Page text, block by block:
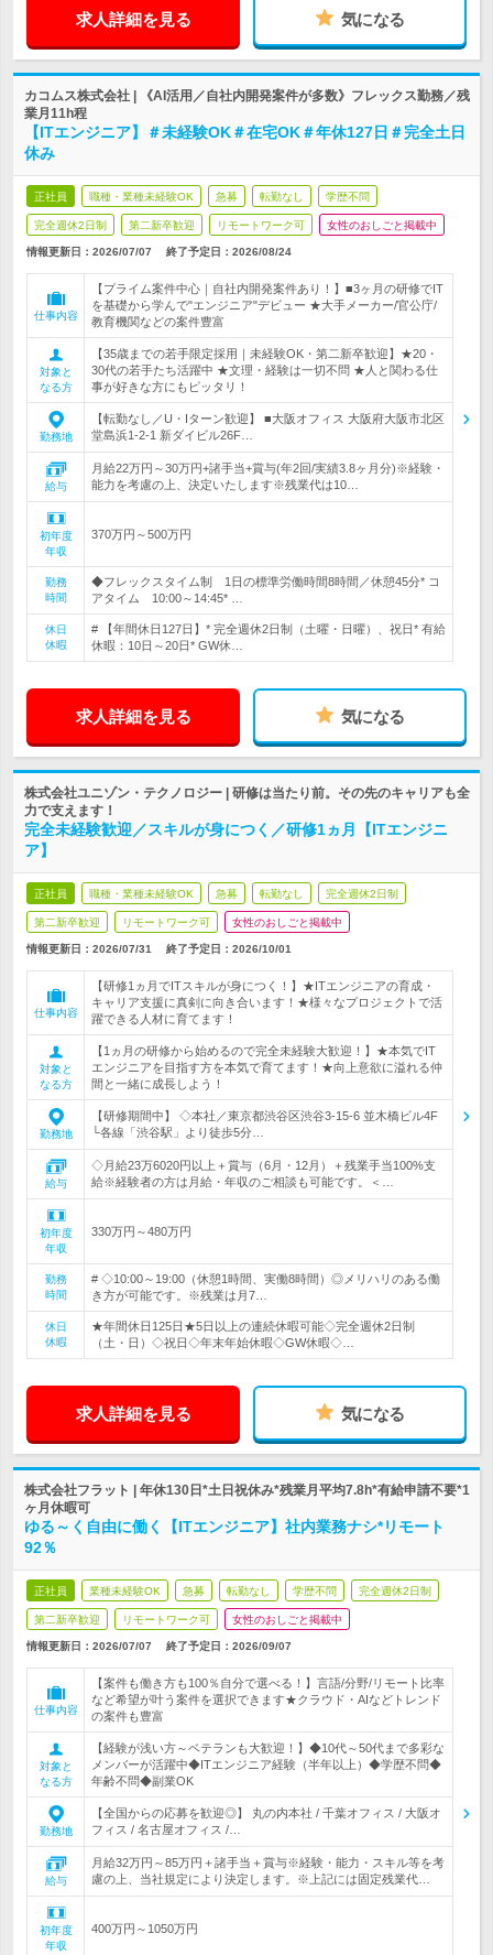
求人詳細を見る 気になる
カコムス株式会社 | 《AI活用／自社内開発案件が多数》フレックス勤務／残
業月11h程
【ITエンジニア】＃未経験OK＃在宅OK＃年休127日＃完全土日
休み
正社員 職種・業種未経験OK 急募 転勤なし 学歴不問
完全週休2日制 第二新卒歓迎 リモートワーク可 女性のおしごと掲載中
情報更新日：2026/07/07 終了予定日： 2026/08/24
仕事内容
【プライム案件中心｜自社内開発案件あり！】■3ヶ月の研修でIT
を基礎から学んで"エンジニア"デビュー ★大手メーカー/官公庁/
教育機関などの案件豊富
対象と
なる方
【35歳までの若手限定採用｜未経験OK・第二新卒歓迎】★20・
30代の若手たち活躍中 ★文理・経験は一切不問 ★人と関わる仕
事が好きな方にもピッタリ！
勤務地
【転勤なし／U・Iターン歓迎】 ■大阪オフィス 大阪府大阪市北区
堂島浜1-2-1 新ダイビル26F…
給与
月給22万円～30万円+諸手当+賞与(年2回/実績3.8ヶ月分)※経験・
能力を考慮の上、決定いたします※残業代は10…
初年度
年収
370万円～500万円
勤務
時間
◆フレックスタイム制 1日の標準労働時間8時間／休憩45分* コ
アタイム 10:00～14:45* …
休日
休暇
# 【年間休日127日】* 完全週休2日制（土曜・日曜）、祝日* 有給
休暇：10日～20日* GW休…
求人詳細を見る 気になる
株式会社ユニゾン・テクノロジー | 研修は当たり前。その先のキャリアも全
力で支えます！
完全未経験歓迎／スキルが身につく／研修1ヵ月【ITエンジニ
ア】
正社員 職種・業種未経験OK 急募 転勤なし 完全週休2日制
第二新卒歓迎 リモートワーク可 女性のおしごと掲載中
情報更新日：2026/07/31 終了予定日： 2026/10/01
仕事内容
【研修1ヵ月でITスキルが身につく！】★ITエンジニアの育成・
キャリア支援に真剣に向き合います！★様々なプロジェクトで活
躍できる人材に育てます！
対象と
なる方
【1ヵ月の研修から始めるので完全未経験大歓迎！】★本気でIT
エンジニアを目指す方を本気で育てます！★向上意欲に溢れる仲
間と一緒に成長しよう！
勤務地
【研修期間中】 ◇本社／東京都渋谷区渋谷3-15-6 並木橋ビル4F
└各線「渋谷駅」より徒歩5分…
給与
◇月給23万6020円以上＋賞与（6月・12月）＋残業手当100%支
給※経験者の方は月給・年収のご相談も可能です。＜…
初年度
年収
330万円～480万円
勤務
時間
# ◇10:00～19:00（休憩1時間、実働8時間）◎メリハリのある働
き方が可能です。※残業は月7…
休日
休暇
★年間休日125日★5日以上の連続休暇可能◇完全週休2日制
（土・日）◇祝日◇年末年始休暇◇GW休暇◇…
求人詳細を見る 気になる
株式会社フラット | 年休130日*土日祝休み*残業月平均7.8h*有給申請不要*1
ヶ月休暇可
ゆる～く自由に働く【ITエンジニア】社内業務ナシ*リモート
92％
正社員 業種未経験OK 急募 転勤なし 学歴不問 完全週休2日制
第二新卒歓迎 リモートワーク可 女性のおしごと掲載中
情報更新日：2026/07/07 終了予定日： 2026/09/07
仕事内容
【案件も働き方も100％自分で選べる！】言語/分野/リモート比率
など希望が叶う案件を選択できます★クラウド・AIなどトレンド
の案件も豊富
対象と
なる方
【経験が浅い方～ベテランも大歓迎！】◆10代～50代まで多彩な
メンバーが活躍中◆ITエンジニア経験（半年以上）◆学歴不問◆
年齢不問◆副業OK
勤務地
【全国からの応募を歓迎◎】 丸の内本社 / 千葉オフィス / 大阪オ
フィス / 名古屋オフィス /…
給与
月給32万円～85万円＋諸手当＋賞与※経験・能力・スキル等を考
慮の上、当社規定により決定します。※上記には固定残業代…
初年度
年収
400万円～1050万円